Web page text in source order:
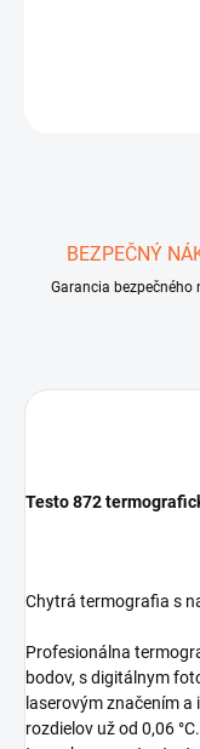
BEZPEČNÝ
Garancia bezpečného
Testo 872
Chytrá termografia s
Profesionálna
bodov, s digitálnym
laserovým značením
rozdielov už od 0,06